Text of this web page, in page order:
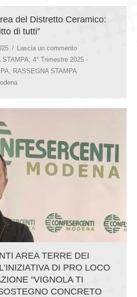
del Distretto Ceramico:
di tutti”
Lascia un commento
STAMPA, 4° Trimestre 2025 -
, RASSEGNA STAMPA
AREA TERRE DEI
DI PRO LOCO
“VIGNOLA TI
CONCRETO